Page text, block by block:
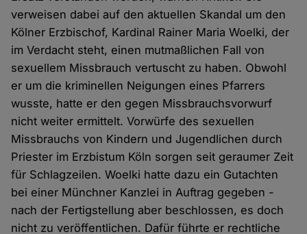
verweisen dabei auf den aktuellen Skandal um den
Kölner Erzbischof, Kardinal Rainer Maria Woelki, der
im Verdacht steht, einen mutmaßlichen Fall von
sexuellem Missbrauch vertuscht zu haben. Obwohl
er um die kriminellen Neigungen eines Pfarrers
wusste, hatte er den gegen Missbrauchsvorwurf
nicht weiter ermittelt. Vorwürfe des sexuellen
Missbrauchs von Kindern und Jugendlichen durch
Priester im Erzbistum Köln sorgen seit geraumer Zeit
für Schlagzeilen. Woelki hatte dazu ein Gutachten
bei einer Münchner Kanzlei in Auftrag gegeben -
nach der Fertigstellung aber beschlossen, es doch
nicht zu veröffentlichen. Dafür führte er rechtliche